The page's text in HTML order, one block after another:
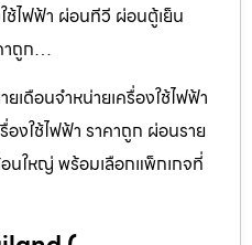
ช้ไฟฟ้า ผ่อนทีวี ผ่อนตู้เย็น
าถูก…
ดือนจำหน่ายเครื่องใช้ไฟฟ้า
งใช้ไฟฟ้า ราคาถูก ผ่อนราย
อนใหญ่ พร้อมเลือกแพ็กเกจที่